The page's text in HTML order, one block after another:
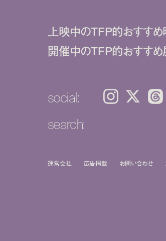
上映中のTFP的おすす
開催中のTFP的おすす
social: Instagram 𝕏 Threads
search:
運営会社 広告掲載 お問い合わせ